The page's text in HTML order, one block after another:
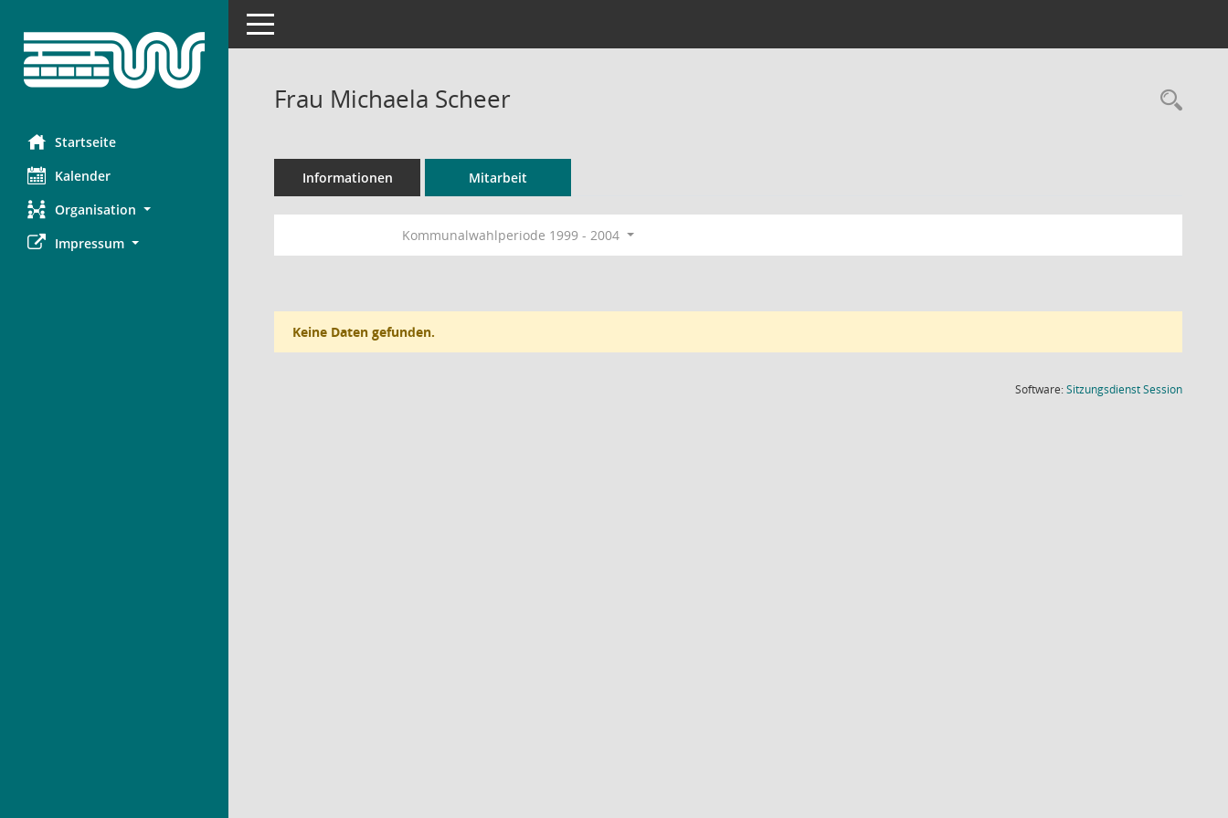
Startseite
Kalender
Organisation
Impressum
Toggle navigation
Frau Michaela Scheer
Informationen Mitarbeit
Kommunalwahlperiode 1999 - 2004
Keine Daten gefunden.
Software:SitzungsdienstSession(Wird in